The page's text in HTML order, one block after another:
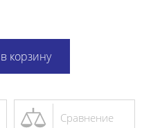
корзину
Сравнение